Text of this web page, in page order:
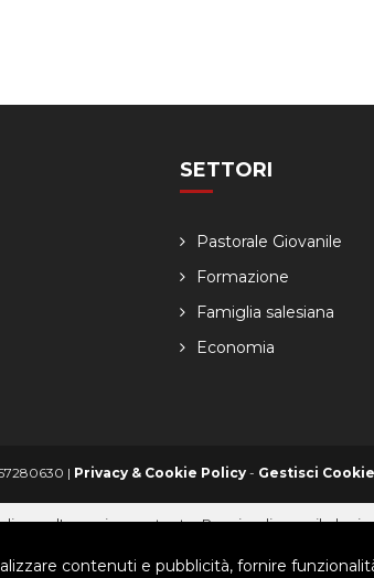
contenuti e pubblicità, fornire
SETTORI
Pastorale Giovanile
Formazione
Famiglia salesiana
Economia
| Privacy & Cookie Policy - Gestisci Cookie
l'esperienza utente. Per visualizzare il plugin